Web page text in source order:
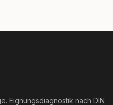
Eignungsdiagnostik nach DIN